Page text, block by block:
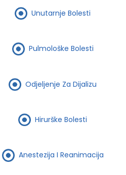
Unutarnje Bolesti
Pulmološke Bolesti
Odjeljenje Za Dijalizu
Hirurške Bolesti
Anestezija I Reanimacija